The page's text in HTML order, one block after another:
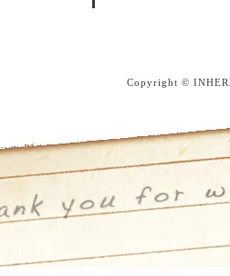
Copyright ©